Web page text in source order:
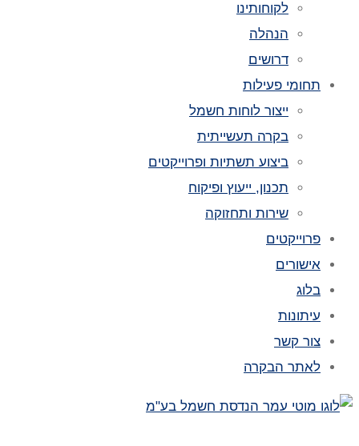
לקוחותינו
הנהלה
דרושים
תחומי פעילות
ייצור לוחות חשמל
בקרה תעשייתית
ביצוע תשתיות ופרוייקטים
תכנון, ייעוץ ופיקוח
שירות ותחזוקה
פרוייקטים
אישורים
בלוג
עיתונות
צור קשר
לאתר הבקרה